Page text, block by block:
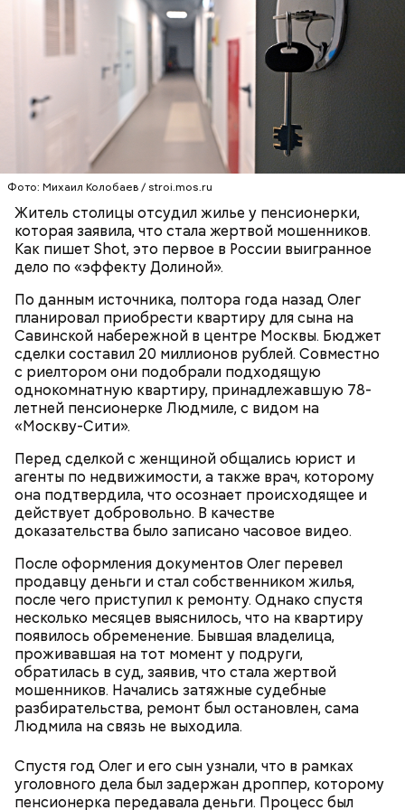
Фото: Михаил Колобаев / stroi.mos.ru
Житель столицы отсудил жилье у пенсионерки,
которая заявила, что стала жертвой мошенников.
Как пишет Shot, это первое в России выигранное
дело по «эффекту Долиной».
По данным источника, полтора года назад Олег
планировал приобрести квартиру для сына на
Савинской набережной в центре Москвы. Бюджет
сделки составил 20 миллионов рублей. Совместно
с риелтором они подобрали подходящую
однокомнатную квартиру, принадлежавшую 78-
летней пенсионерке Людмиле, с видом на
«Москву-Сити».
Перед сделкой с женщиной общались юрист и
агенты по недвижимости, а также врач, которому
она подтвердила, что осознает происходящее и
действует добровольно. В качестве
доказательства было записано часовое видео.
После оформления документов Олег перевел
продавцу деньги и стал собственником жилья,
после чего приступил к ремонту. Однако спустя
несколько месяцев выяснилось, что на квартиру
появилось обременение. Бывшая владелица,
проживавшая на тот момент у подруги,
обратилась в суд, заявив, что стала жертвой
мошенников. Начались затяжные судебные
разбирательства, ремонт был остановлен, сама
Людмила на связь не выходила.
Спустя год Олег и его сын узнали, что в рамках
уголовного дела был задержан дроппер, которому
пенсионерка передавала деньги. Процесс был
Родственники обналичивали деньги и возвращали
их Гасанову. А чтобы пользоваться деньгами и не
вызвать подозрений у налоговой, Гасанов либо
распределял их между еще несколькими счетами,
либо
покупал на них квартиры
Блогеру грозило до семи лет лишения свободы.
Реакция Гасанова на расследование
— Мы съездили за витаминами, вернулись обратно,
поднялись домой. У него ухудшилось самочувствие
через сутки... Его увезли в больницу,
реанимировали, и там он скончался, — рассказывал
Миссюра на допросе.
Play
Video
Видео: пресс-служба ГСУ СК по Московской области
Тогда медики не смогли установить точную
причину смерти Константина. Подозрения
родителей погибшего юноши пали на Миссюру, но
доказать его причастность к кончине их сына не
удалось. Когда же подозреваемого задержали, он
заявил, что ничего не подсыпал в морс и утверждал,
что яд могли добавить в бутылкунекие
недоброжелатели.
женщина загремела в больницу, а у него появилась
возможность украсть из ее квартиры дорогие
украшения. Примечательно, что незадолго до
смерти пенсионерки внук занял у нее полмиллиона
рублей.